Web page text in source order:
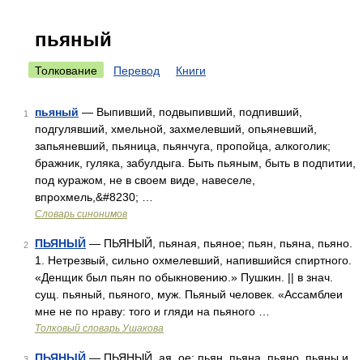
пьяный
Толкование Перевод Книги
1 пьяный — Выпивший, подвыпивший, подпивший,
подгулявший, хмельной, захмелевший, опьяневший,
запьяневший, пьяница, пьянчуга, пропойца, алкоголик;
бражник, гуляка, забулдыга. Быть пьяным, быть в подпитии,
под куражом, не в своем виде, навеселе,
впрохмель,&#8230; …
Словарь синонимов
2 ПЬЯНЫЙ — ПЬЯНЫЙ, пьяная, пьяное; пьян, пьяна, пьяно.
1. Нетрезвый, сильно охмелевший, напившийся спиртного.
«Денщик был пьян по обыкновению.» Пушкин. || в знач.
сущ. пьяный, пьяного, муж. Пьяный человек. «Ассамблеи
мне не по нраву: того и гляди на пьяного …
Толковый словарь Ушакова